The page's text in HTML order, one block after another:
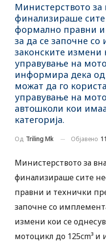
Министерството
финализираше
формално правни и
за да се започне
законските измени
управување на
информира дека од
можат да го
управување на
автошколи кои
категорија.
Од Triling Mk Објавено
Министерството за
финализираше сите
правни и технички
започне со
измени кои се
мотоцикл до 125cm³